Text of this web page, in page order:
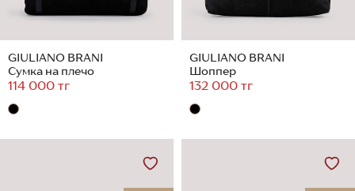
GIULIANO BRANI
Сумка на плечо
114 000 тг
GIULIANO BRANI
Шоппер
132 000 тг